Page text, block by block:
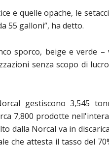
e quelle opache, le
55 galloni”, ha detto.
sporco, beige e verde
senza scopo di
gestiscono 3,545
7,800 prodotte
dalla Norcal va in
che attesta il tasso del